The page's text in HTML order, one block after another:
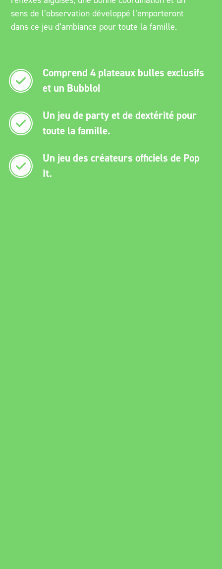
sens de l’observation développé l’emporteront
dans ce jeu d’ambiance pour toute la famille.
Comprend 4 plateaux bulles exclusifs
et un Bubblo!
Un jeu de party et de dextérité pour
toute la famille.
Un jeu des créateurs officiels de Pop
It.